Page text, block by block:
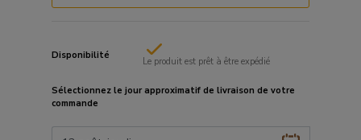
Disponibilité
Le produit est prêt à être expédié
Sélectionnez le jour approximatif de livraison de votre
commande